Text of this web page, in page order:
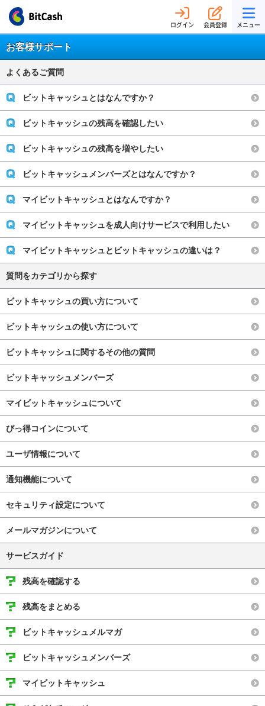
ログイン 会員登録 メニュー
お客様サポート
よくあるご質問
ビットキャッシュとはなんですか？
ビットキャッシュの残高を確認したい
ビットキャッシュの残高を増やしたい
ビットキャッシュメンバーズとはなんですか？
マイビットキャッシュとはなんですか？
マイビットキャッシュを成人向けサービスで利用したい
マイビットキャッシュとビットキャッシュの違いは？
質問をカテゴリから探す
ビットキャッシュの買い方について
ビットキャッシュの使い方について
ビットキャッシュに関するその他の質問
ビットキャッシュメンバーズ
マイビットキャッシュについて
びっ得コインについて
ユーザ情報について
通知機能について
セキュリティ設定について
メールマガジンについて
サービスガイド
残高を確認する
残高をまとめる
ビットキャッシュメルマガ
ビットキャッシュメンバーズ
マイビットキャッシュ